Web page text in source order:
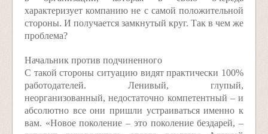
характеризует компанию не с самой положительной
стороны. И получается замкнутый круг. Так в чем же
проблема?
Начальник против подчиненного
С такой стороны ситуацию видят практически 100%
работодателей. Ленивый, глупый,
неорганизованный, недостаточно компетентный – и
абсолютно все они пришли устраиваться именно к
вам. «Новое поколение – это поколение бездарей, –